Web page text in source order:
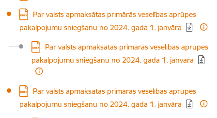
Lejupielādēt:
Par valsts apmaksātas primārās veselības aprūpes
pakalpojumu sniegšanu no 2024. gada 1. janvāra
Lejupielādēt:
Par valsts apmaksātas primārās veselības aprūpes
pakalpojumu sniegšanu no 2024. gada 1. janvāra
Lejupielādēt:
Par valsts apmaksātas primārās veselības aprūpes
pakalpojumu sniegšanu no 2024. gada 1. janvāra